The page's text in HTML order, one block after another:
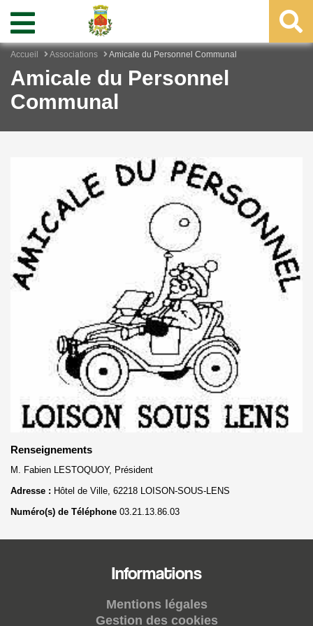
Accueil Associations Amicale du Personnel Communal
Amicale du Personnel
Communal
Renseignements
M. Fabien LESTOQUOY, Président
Adresse : Hôtel de Ville, 62218 LOISON-SOUS-LENS
Numéro(s) de Téléphone 03.21.13.86.03
Informations
Mentions légales
Gestion des cookies